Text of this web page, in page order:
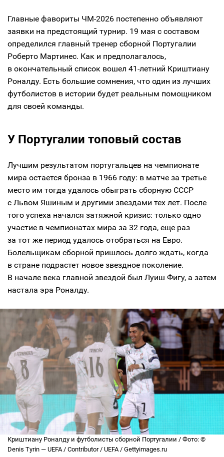
Главные фавориты ЧМ-2026 постепенно объявляют
заявки на предстоящий турнир. 19 мая с составом
определился главный тренер сборной Португалии
Роберто Мартинес. Как и предполагалось,
в окончательный список вошел 41-летний Криштиану
Роналду. Есть большие сомнения, что один из лучших
футболистов в истории будет реальным помощником
для своей команды.
У Португалии топовый состав
Лучшим результатом португальцев на чемпионате
мира остается бронза в 1966 году: в матче за третье
место им тогда удалось обыграть сборную СССР
с Львом Яшиным и другими звездами тех лет. После
того успеха начался затяжной кризис: только одно
участие в чемпионатах мира за 32 года, еще раз
за тот же период удалось отобраться на Евро.
Болельщикам сборной пришлось долго ждать, когда
в стране подрастет новое звездное поколение.
В начале века главной звездой был Луиш Фигу, а затем
настала эра Роналду.
Криштиану Роналду и футболисты сборной Португалии / Фото: ©
Denis Tyrin — UEFA / Contributor / UEFA / Gettyimages.ru